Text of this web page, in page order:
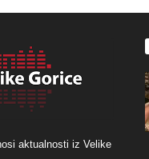
aktualnosti iz Velike